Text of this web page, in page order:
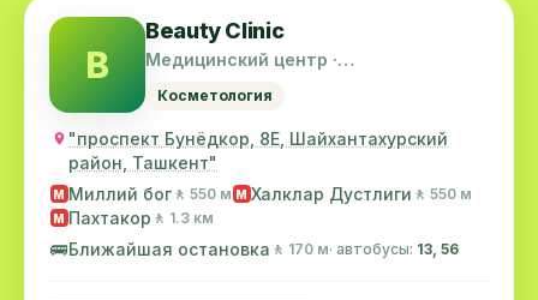
B
Beauty Clinic
Медицинский центр ·
Косметология
"проспект Бунёдкор, 8Е, Шайхантахурский
район, Ташкент"
M Миллий бог 🚶 550 м M Халклар Дустлиги 🚶 550 м
M Пахтакор 🚶 1.3 км
🚌Ближайшая остановка 🚶 170 м· автобусы: 13, 56